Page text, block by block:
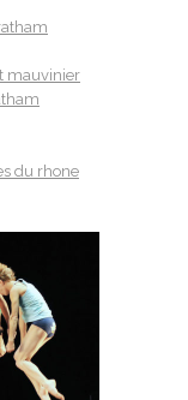
mauvinier
du rhone